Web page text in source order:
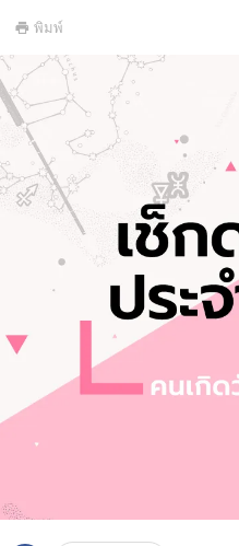
ติดตามสนุกโซเชียลได้ที่
จ ฟิวเจอร์ (ประเทศไทย) จำกัด
พิมพ์